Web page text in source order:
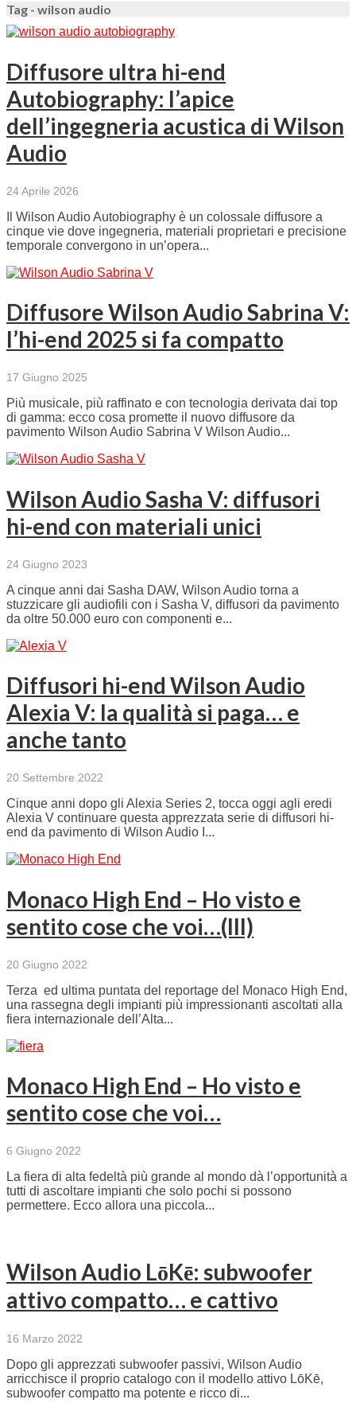
Tag - wilson audio
Diffusore ultra hi-end
Autobiography: l’apice
dell’ingegneria acustica di Wilson
Audio
24 Aprile 2026
Il Wilson Audio Autobiography è un colossale diffusore a
cinque vie dove ingegneria, materiali proprietari e precisione
temporale convergono in un’opera...
Diffusore Wilson Audio Sabrina V:
l’hi-end 2025 si fa compatto
17 Giugno 2025
Più musicale, più raffinato e con tecnologia derivata dai top
di gamma: ecco cosa promette il nuovo diffusore da
pavimento Wilson Audio Sabrina V Wilson Audio...
Wilson Audio Sasha V: diffusori
hi-end con materiali unici
24 Giugno 2023
A cinque anni dai Sasha DAW, Wilson Audio torna a
stuzzicare gli audiofili con i Sasha V, diffusori da pavimento
da oltre 50.000 euro con componenti e...
Diffusori hi-end Wilson Audio
Alexia V: la qualità si paga… e
anche tanto
20 Settembre 2022
Cinque anni dopo gli Alexia Series 2, tocca oggi agli eredi
Alexia V continuare questa apprezzata serie di diffusori hi-
end da pavimento di Wilson Audio I...
Monaco High End – Ho visto e
sentito cose che voi…(III)
20 Giugno 2022
Terza ed ultima puntata del reportage del Monaco High End,
una rassegna degli impianti più impressionanti ascoltati alla
fiera internazionale dell’Alta...
Monaco High End – Ho visto e
sentito cose che voi…
6 Giugno 2022
La fiera di alta fedeltà più grande al mondo dà l’opportunità a
tutti di ascoltare impianti che solo pochi si possono
permettere. Ecco allora una piccola...
Wilson Audio LōKē: subwoofer
attivo compatto… e cattivo
16 Marzo 2022
Dopo gli apprezzati subwoofer passivi, Wilson Audio
arricchisce il proprio catalogo con il modello attivo LōKē,
subwoofer compatto ma potente e ricco di...